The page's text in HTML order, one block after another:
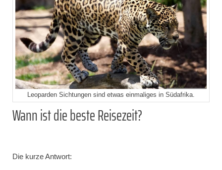
Leoparden Sichtungen sind etwas einmaliges in Südafrika.
Wann ist die beste Reisezeit?
Die kurze Antwort: